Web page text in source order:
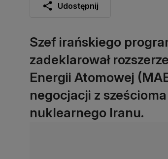
Udostępnij
Szef irańskiego
zadeklarował
Energii Atomowej
negocjacji z
nuklearnego Iranu.